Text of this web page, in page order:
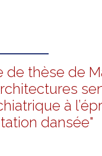
de thèse de
à
dansée"